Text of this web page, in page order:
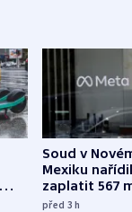
Soud v
Mexiku
zaplatit 567
dolarů kvůli
před 3h